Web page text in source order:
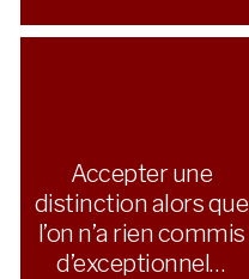
Accepter une
distinction alors que
l’on n’a rien commis
d’exceptionnel…